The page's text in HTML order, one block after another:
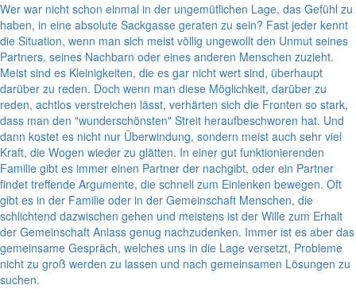
Wer war nicht schon einmal in der ungemütlichen Lage, das Gefühl zu
haben, in eine absolute Sackgasse geraten zu sein? Fast jeder kennt
die Situation, wenn man sich meist völlig ungewollt den Unmut seines
Partners, seines Nachbarn oder eines anderen Menschen zuzieht.
Meist sind es Kleinigkeiten, die es gar nicht wert sind, überhaupt
darüber zu reden. Doch wenn man diese Möglichkeit, darüber zu
reden, achtlos verstreichen lässt, verhärten sich die Fronten so stark,
dass man den "wunderschönsten" Streit heraufbeschworen hat. Und
dann kostet es nicht nur Überwindung, sondern meist auch sehr viel
Kraft, die Wogen wieder zu glätten. In einer gut funktionierenden
Familie gibt es immer einen Partner der nachgibt, oder ein Partner
findet treffende Argumente, die schnell zum Einlenken bewegen. Oft
gibt es in der Familie oder in der Gemeinschaft Menschen, die
schlichtend dazwischen gehen und meistens ist der Wille zum Erhalt
der Gemeinschaft Anlass genug nachzudenken. Immer ist es aber das
gemeinsame Gespräch, welches uns in die Lage versetzt, Probleme
nicht zu groß werden zu lassen und nach gemeinsamen Lösungen zu
suchen.